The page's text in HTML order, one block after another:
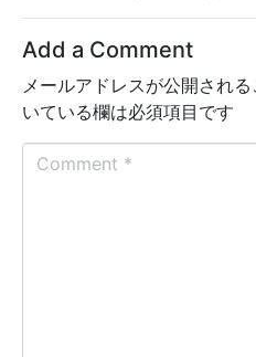
Add a Comment
メールアドレスが公開される
いている欄は必須項目です